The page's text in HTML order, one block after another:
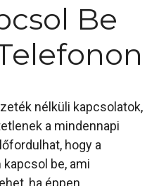
Be
nélküli kapcsolatok,
a mindennapi
hogy a
be, ami
ha éppen